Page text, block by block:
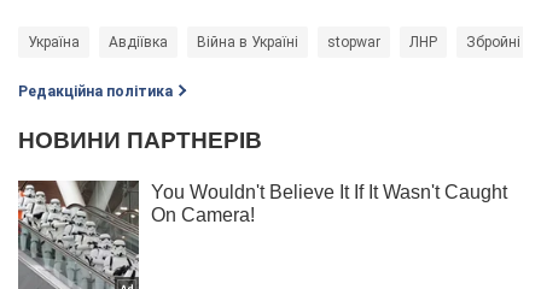
Україна Авдіївка Війна в Україні stopwar ЛНР Збройні
Редакційна політика